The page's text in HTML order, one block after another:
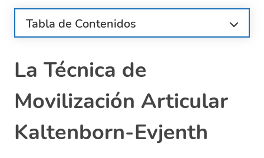
Tabla de Contenidos
de tratamiento que utiliza Kaltenborn en
fisioterapia
El Método Kaltenborn de Terapia Manual
en Fisioterapia
Descubre la vida y legado de Freddy
Kaltenborn, el pionero de la fisioterapia
La Técnica de
Movilización Articular
Kaltenborn-Evjenth